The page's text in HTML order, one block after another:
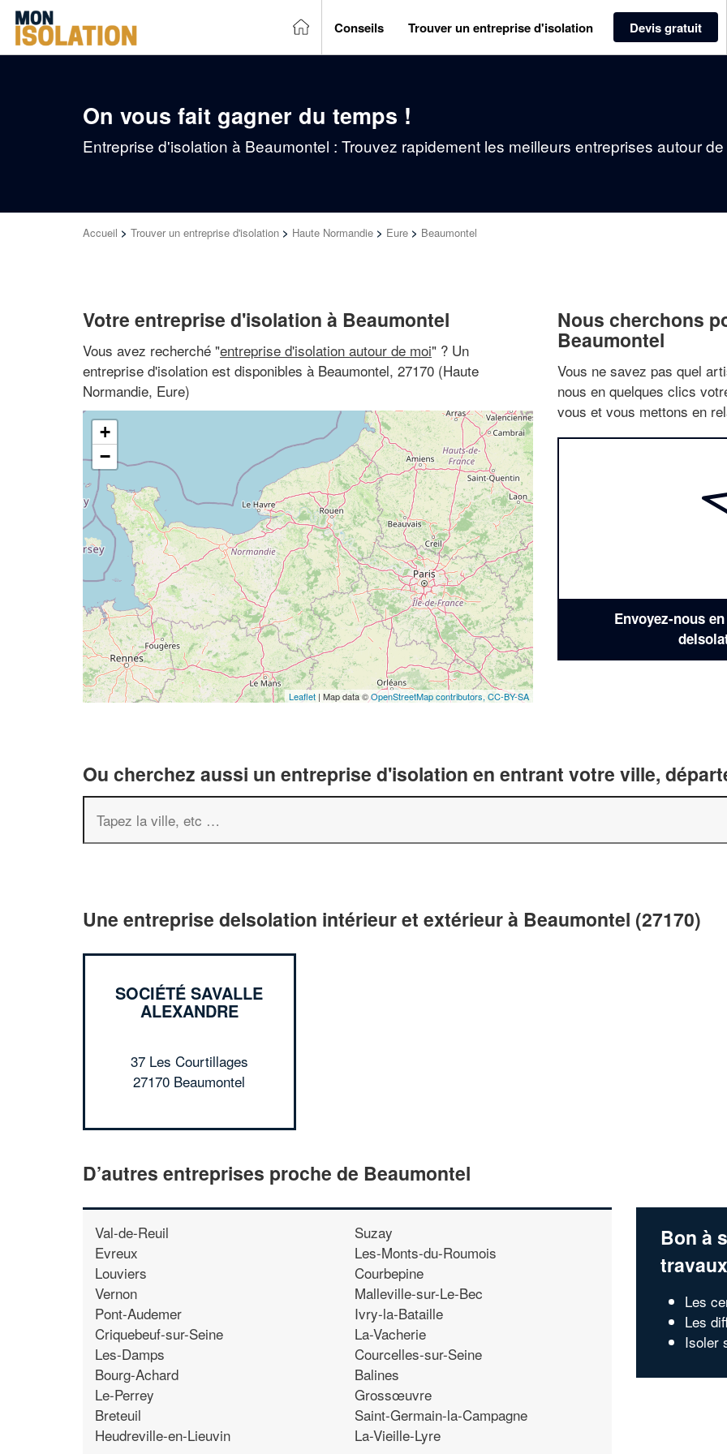
Conseils Trouver un entreprise d'isolation Devis gratuit
On vous fait gagner du temps !
Entreprise d'isolation à Beaumontel : Trouvez rapidement les meilleurs entreprises autour
Accueil > Trouver un entreprise d'isolation > Haute Normandie > Eure > Beaumontel
Votre entreprise d'isolation à Beaumontel
Vous avez recherché "entreprise d'isolation autour de moi" ? Un
entreprise d'isolation est disponibles à Beaumontel, 27170 (Haute
Normandie, Eure)
+
−
Leaflet | Map data ©OpenStreetMap contributors, CC-BY-SA
Nous cherchons
Beaumontel
Vous ne savez pas quel
nous en quelques clics
vous et vous mettons en
Envoyez-nous
Ou cherchez aussi un entreprise d'isolation en entrant votre ville,
Une entreprise deIsolation intérieur et extérieur à Beaumontel (27170)
SOCIÉTÉ SAVALLE
ALEXANDRE
37 Les Courtillages
27170 Beaumontel
D’autres entreprises proche de Beaumontel
Val-de-Reuil
Evreux
Louviers
Vernon
Pont-Audemer
Criquebeuf-sur-Seine
Les-Damps
Bourg-Achard
Le-Perrey
Breteuil
Heudreville-en-Lieuvin
Suzay
Les-Monts-du-Roumois
Courbepine
Malleville-sur-Le-Bec
Ivry-la-Bataille
La-Vacherie
Courcelles-sur-Seine
Balines
Grossœuvre
Saint-Germain-la-Campagne
La-Vieille-Lyre
Bon à
travaux
Les
Les
Isoler